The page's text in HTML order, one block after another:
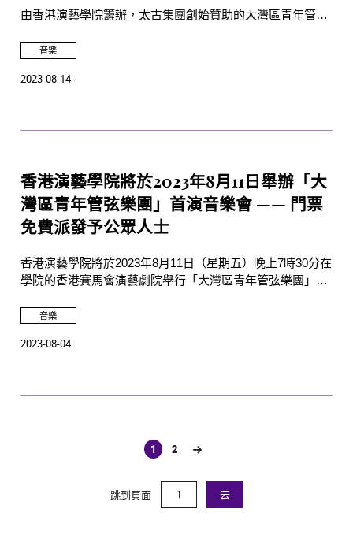
由香港演藝學院籌辦，太古集團創始贊助的大灣區青年管弦
演藝劇院圓滿上演，為大灣區一連四場音樂會打開序幕。
音樂
2023-08-14
香港演藝學院將於2023年8月11日舉辦「大
灣區青年管弦樂團」首演音樂會 —— 門票
免費派發予公眾人士
香港演藝學院將於2023年8月11日（星期五）晚上7時30分在
學院的香港賽馬會演藝劇院舉行「大灣區青年管弦樂團」首
在演藝學院票房免費派發！
音樂
2023-08-04
1
(current)
2
跳到頁面 去